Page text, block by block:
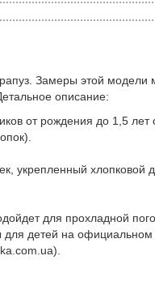
Замеры этой
описание:
от рождения до 1,5 лет
укрепленный хлопковой
для прохладной
для детей на